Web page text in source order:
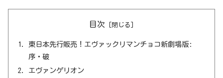
目次
東日本先行販売！エヴァックリマンチョコ新劇場版:
序・破
エヴァンゲリオン